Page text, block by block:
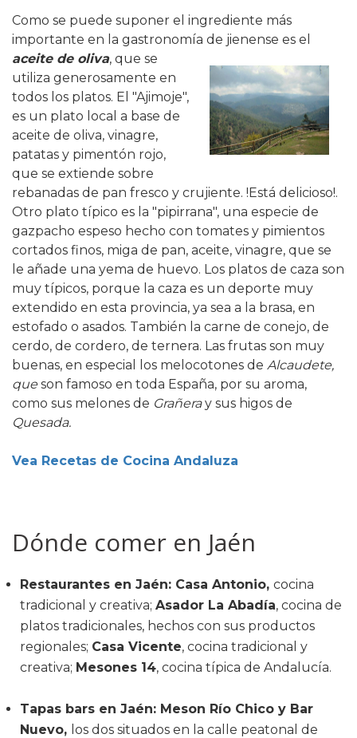
Como se puede suponer el ingrediente más
importante en la gastronomía de jienense es el
aceite de oliva, que se
utiliza generosamente en
todos los platos. El "Ajimoje",
es un plato local a base de
aceite de oliva, vinagre,
patatas y pimentón rojo,
que se extiende sobre
rebanadas de pan fresco y crujiente. !Está delicioso!.
Otro plato típico es la "pipirrana", una especie de
gazpacho espeso hecho con tomates y pimientos
cortados finos, miga de pan, aceite, vinagre, que se
le añade una yema de huevo. Los platos de caza son
muy típicos, porque la caza es un deporte muy
extendido en esta provincia, ya sea a la brasa, en
estofado o asados. También la carne de conejo, de
cerdo, de cordero, de ternera. Las frutas son muy
buenas, en especial los melocotones de Alcaudete,
que son famoso en toda España, por su aroma,
como sus melones de Grañeray sus higos de
Quesada.
Vea Recetas de Cocina Andaluza
Dónde comer en Jaén
Restaurantes en Jaén: Casa Antonio, cocina
tradicional y creativa; Asador La Abadía, cocina de
platos tradicionales, hechos con sus productos
regionales; Casa Vicente, cocina tradicional y
creativa; Mesones 14, cocina típica de Andalucía.
Tapas bars en Jaén: Meson Río Chico y Bar
Nuevo, los dos situados en la calle peatonal de